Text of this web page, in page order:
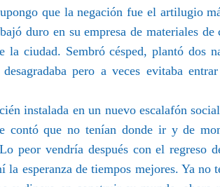
que la negación fue el artilugio
duro en su empresa de materiales
la ciudad. Sembró césped, plantó dos
pero a veces evitaba
instalada en un nuevo escalafón
contó que no tenían donde ir y de
peor vendría después con el regreso
esperanza de tiempos mejores. Ya no